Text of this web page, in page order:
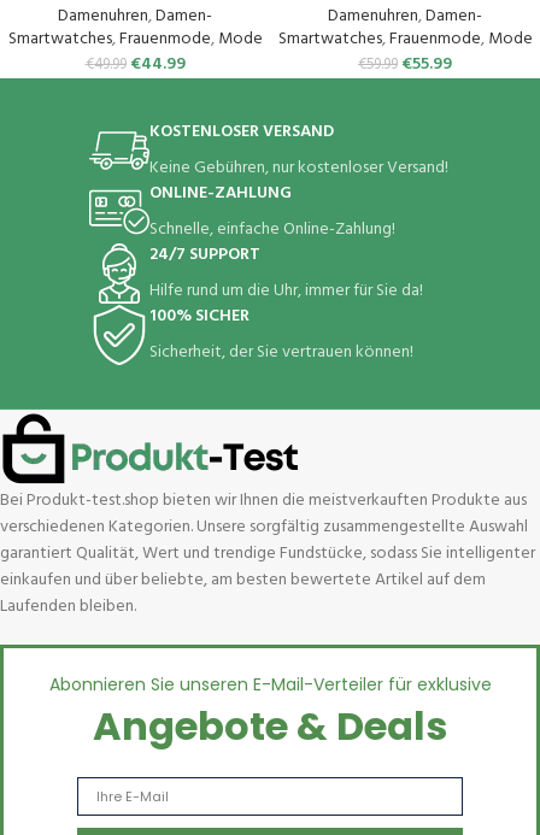
Herzfrequenz, Schlafmonitor,
Menstruationszyklus, IP68
wasserdichte Sportuhr für iOS
und Android (Rosa)
Damenuhren,Damen-
Smartwatches,Frauenmode,Mode
€49.99 €44.99
mit 120 Sport SpO2 Pulsuhr
Menstruationszyklus
Schlafmonitor,Armbanduhr für
iOS Android Rosa Gold
Damenuhren,Damen-
Smartwatches,Frauenmode,Mode
€59.99 €55.99
KOSTENLOSER VERSAND
Keine Gebühren, nur kostenloser Versand!
ONLINE-ZAHLUNG
Schnelle, einfache Online-Zahlung!
24/7 SUPPORT
Hilfe rund um die Uhr, immer für Sie da!
100% SICHER
Sicherheit, der Sie vertrauen können!
Bei Produkt-test.shop bieten wir Ihnen die meistverkauften Produkte aus
verschiedenen Kategorien. Unsere sorgfältig zusammengestellte Auswahl
garantiert Qualität, Wert und trendige Fundstücke, sodass Sie intelligenter
einkaufen und über beliebte, am besten bewertete Artikel auf dem
Laufenden bleiben.
Abonnieren Sie unseren E-Mail-Verteiler für exklusive
Angebote & Deals